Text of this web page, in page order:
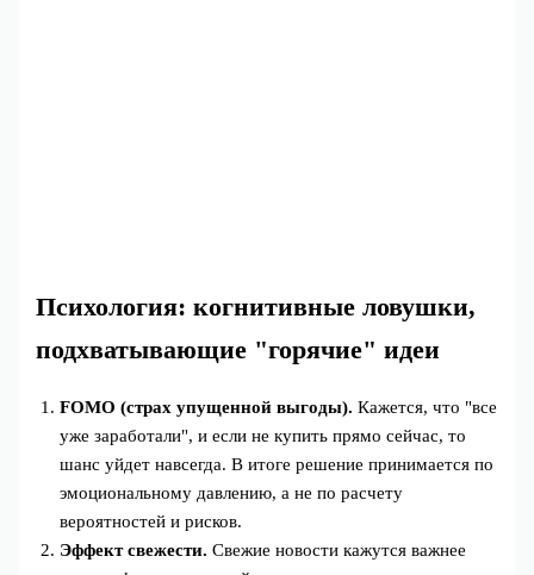
Психология: когнитивные ловушки,
подхватывающие "горячие" идеи
FOMO (страх упущенной выгоды). Кажется, что "все
уже заработали", и если не купить прямо сейчас, то
шанс уйдет навсегда. В итоге решение принимается по
эмоциональному давлению, а не по расчету
вероятностей и рисков.
Эффект свежести. Свежие новости кажутся важнее